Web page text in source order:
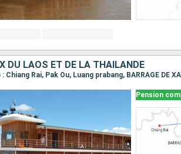
DU LAOS ET DE LA THAÏLANDE
Chiang Rai, Pak Ou, Luang prabang, BARRAGE DE
Pension